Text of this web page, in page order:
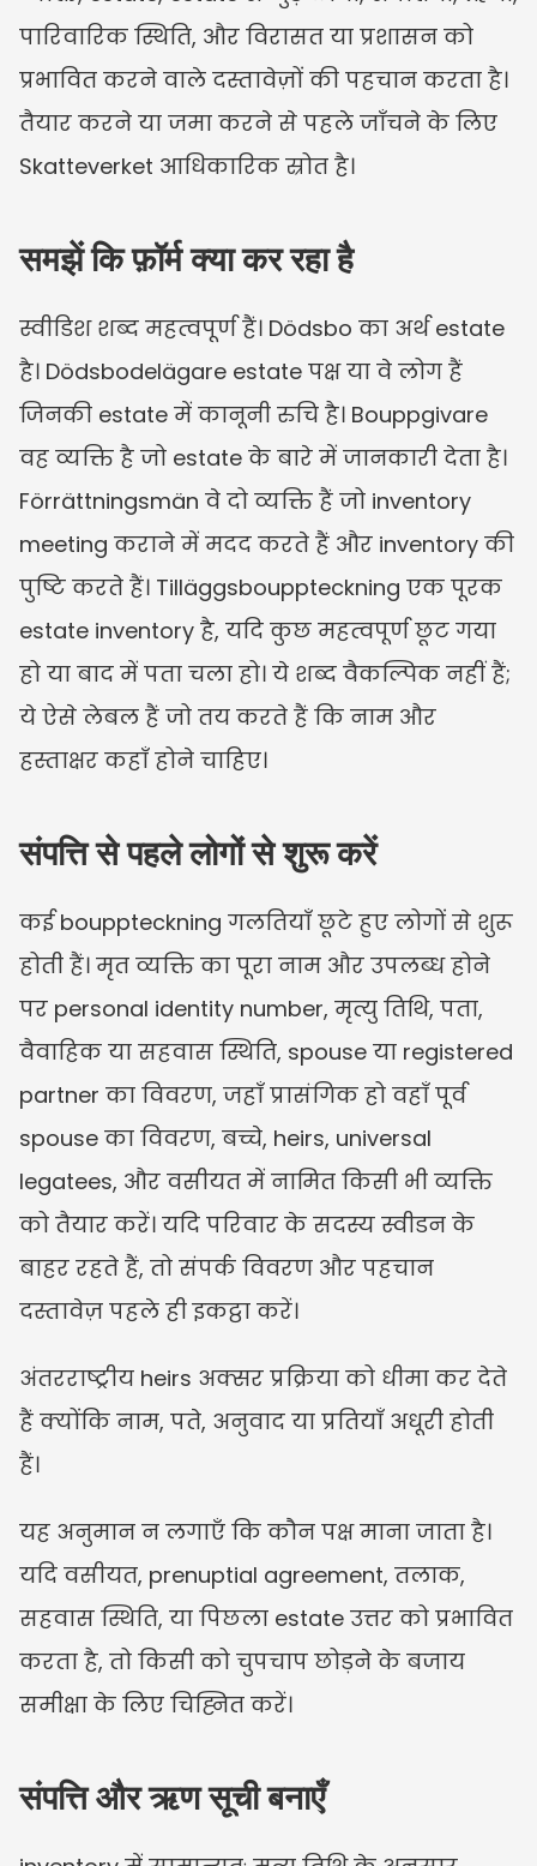
पारिवारिक स्थिति, और विरासत या प्रशासन को
प्रभावित करने वाले दस्तावेज़ों की पहचान करता है।
तैयार करने या जमा करने से पहले जाँचने के लिए
Skatteverket आधिकारिक स्रोत है।
समझें कि फ़ॉर्म क्या कर रहा है
स्वीडिश शब्द महत्वपूर्ण हैं। Dödsbo का अर्थ estate
है। Dödsbodelägare estate पक्ष या वे लोग हैं
जिनकी estate में कानूनी रुचि है। Bouppgivare
वह व्यक्ति है जो estate के बारे में जानकारी देता है।
Förrättningsmän वे दो व्यक्ति हैं जो inventory
meeting कराने में मदद करते हैं और inventory की
पुष्टि करते हैं। Tilläggsbouppteckning एक पूरक
estate inventory है, यदि कुछ महत्वपूर्ण छूट गया
हो या बाद में पता चला हो। ये शब्द वैकल्पिक नहीं हैं;
ये ऐसे लेबल हैं जो तय करते हैं कि नाम और
हस्ताक्षर कहाँ होने चाहिए।
संपत्ति से पहले लोगों से शुरू करें
कई bouppteckning गलतियाँ छूटे हुए लोगों से शुरू
होती हैं। मृत व्यक्ति का पूरा नाम और उपलब्ध होने
पर personal identity number, मृत्यु तिथि, पता,
वैवाहिक या सहवास स्थिति, spouse या registered
partner का विवरण, जहाँ प्रासंगिक हो वहाँ पूर्व
spouse का विवरण, बच्चे, heirs, universal
legatees, और वसीयत में नामित किसी भी व्यक्ति
को तैयार करें। यदि परिवार के सदस्य स्वीडन के
बाहर रहते हैं, तो संपर्क विवरण और पहचान
दस्तावेज़ पहले ही इकट्ठा करें।
अंतरराष्ट्रीय heirs अक्सर प्रक्रिया को धीमा कर देते
हैं क्योंकि नाम, पते, अनुवाद या प्रतियाँ अधूरी होती
हैं।
यह अनुमान न लगाएँ कि कौन पक्ष माना जाता है।
यदि वसीयत, prenuptial agreement, तलाक,
सहवास स्थिति, या पिछला estate उत्तर को प्रभावित
करता है, तो किसी को चुपचाप छोड़ने के बजाय
समीक्षा के लिए चिह्नित करें।
संपत्ति और ऋण सूची बनाएँ